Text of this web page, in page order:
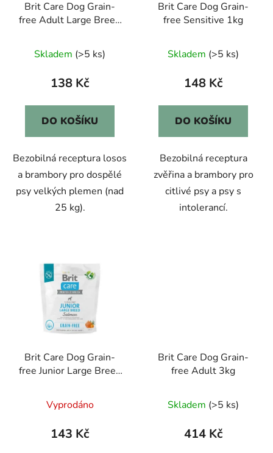
Brit Care Dog Grain-
free Adult Large Breed
Skladem (>5 ks)
138 Kč
DO KOŠÍKU
Bezobilná receptura losos
a brambory pro dospělé
psy velkých plemen (nad
25 kg).
Brit Care Dog Grain-
free Sensitive 1kg
Skladem (>5 ks)
148 Kč
DO KOŠÍKU
Bezobilná receptura
zvěřina a brambory pro
citlivé psy a psy s
intolerancí.
Brit Care Dog Grain-
free Junior Large Breed
Vyprodáno
143 Kč
Brit Care Dog Grain-
free Adult 3kg
Skladem (>5 ks)
414 Kč